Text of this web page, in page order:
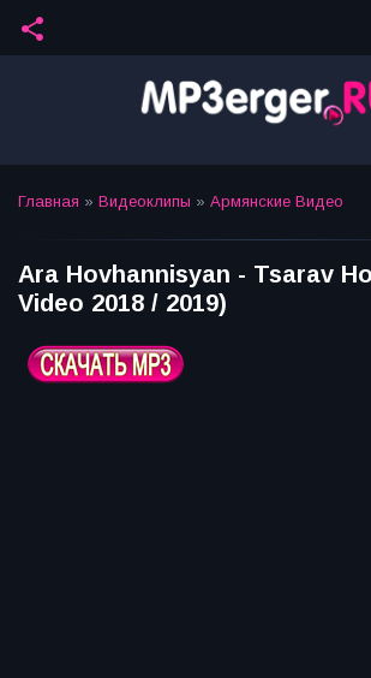
share
Главная » Видеоклипы » Армянские Видео
Ara Hovhannisyan - Tsarav
Video 2018 / 2019)